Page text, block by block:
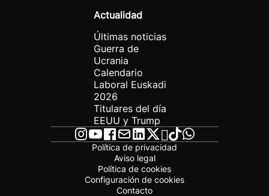
Actualidad
Últimas noticias
Guerra de
Ucrania
Calendario
Laboral Euskadi
2026
Titulares del día
EEUU y Trump
Política de privacidad
Aviso legal
Política de cookies
Configuración de cookies
Contacto